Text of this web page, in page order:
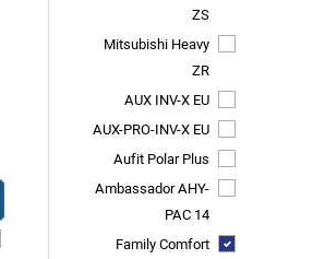
ZS
Mitsubishi Heavy
ZR
AUX INV-X EU
AUX-PRO-INV-X EU
Aufit Polar Plus
Ambassador AHY-
PAC 14
Family Comfort